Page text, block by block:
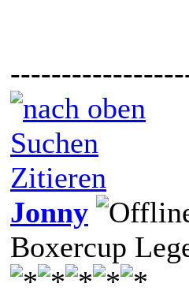
Suchen
Zitieren
Jonny
Boxercup